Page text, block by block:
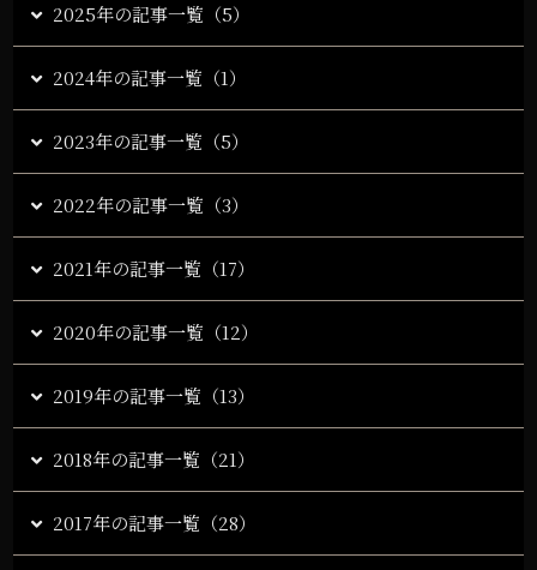
2025年の記事一覧（5）
2024年の記事一覧（1）
2023年の記事一覧（5）
2022年の記事一覧（3）
2021年の記事一覧（17）
2020年の記事一覧（12）
2019年の記事一覧（13）
2018年の記事一覧（21）
2017年の記事一覧（28）